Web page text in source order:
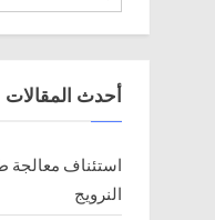
عن:
أحدث المقالات
استئناف معالجة
النرويج